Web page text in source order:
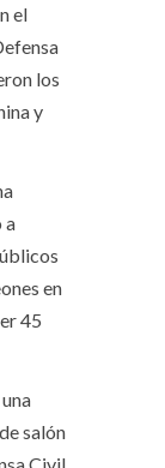
el
los
y
a
en
45
salón